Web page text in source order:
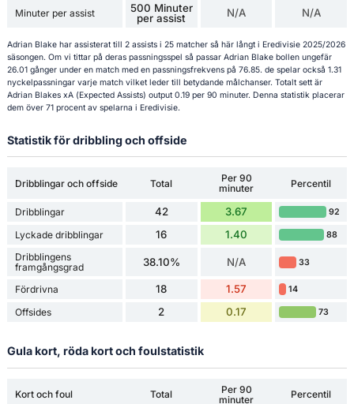
Minuter per assist
500 Minuter
per assist
N/A N/A
Adrian Blake har assisterat till 2 assists i 25 matcher så här långt i Eredivisie 2025/2026
säsongen. Om vi tittar på deras passningsspel så passar Adrian Blake bollen ungefär
26.01 gånger under en match med en passningsfrekvens på 76.85. de spelar också 1.31
nyckelpassningar varje match vilket leder till betydande målchanser. Totalt sett är
Adrian Blakes xA (Expected Assists) output 0.19 per 90 minuter. Denna statistik placerar
dem över 71 procent av spelarna i Eredivisie.
Statistik för dribbling och offside
Dribblingar och offside Total
Per 90
minuter
Percentil
Dribblingar 42 3.67 92
Lyckade dribblingar 16 1.40 88
Dribblingens
framgångsgrad
38.10% N/A 33
Fördrivna 18 1.57 14
Offsides 2 0.17 73
Gula kort, röda kort och foulstatistik
Kort och foul Total
Per 90
minuter
Percentil